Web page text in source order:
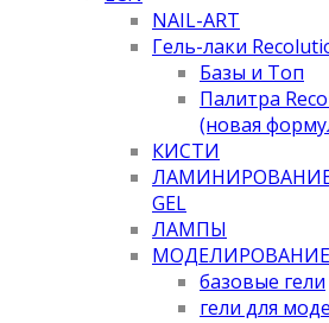
NAIL-ART
Гель-лаки
Базы и Топ
Палитра
(новая
КИСТИ
ЛАМИНИРОВАНИЕ
GEL
ЛАМПЫ
базовые гели
гели для